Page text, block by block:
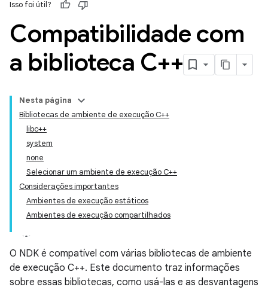
Isso foi útil?
Compatibilidade com
a biblioteca C++
Nesta página
Bibliotecas de ambiente de execução C++
libc++
system
none
Selecionar um ambiente de execução C++
Considerações importantes
Ambientes de execução estáticos
Ambientes de execução compartilhados
O NDK é compatível com várias bibliotecas de ambiente
de execução C++. Este documento traz informações
sobre essas bibliotecas, como usá-las e as desvantagens